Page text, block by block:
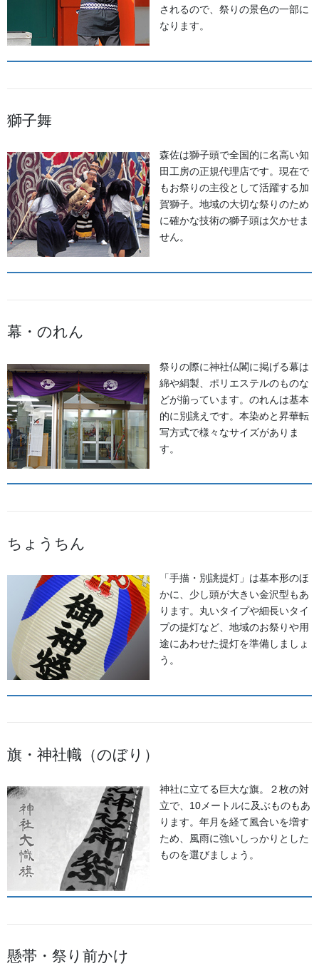
法被
素材:24貫丸紡
染め
されるので、祭りの景色の一部に
なります。
獅子舞
森佐は獅子頭で全国的に名高い知
田工房の正規代理店です。現在で
もお祭りの主役として活躍する加
賀獅子。地域の大切な祭りのため
に確かな技術の獅子頭は欠かせま
せん。
幕・のれん
祭りの際に神社仏閣に掲げる幕は
綿や絹製、ポリエステルのものな
どが揃っています。のれんは基本
的に別誂えです。本染めと昇華転
写方式で様々なサイズがありま
す。
ちょうちん
「手描・別誂提灯」は基本形のほ
かに、少し頭が大きい金沢型もあ
ります。丸いタイプや細長いタイ
プの提灯など、地域のお祭りや用
途にあわせた提灯を準備しましょ
う。
旗・神社幟（のぼり）
神社に立てる巨大な旗。２枚の対
立で、10メートルに及ぶものもあ
ります。年月を経て風合いを増す
ため、風雨に強いしっかりとした
ものを選びましょう。
懸帯・祭り前かけ